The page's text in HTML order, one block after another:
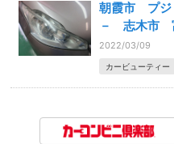
朝霞市 プジ
－ 志木市
2022/03/09
カービューティー